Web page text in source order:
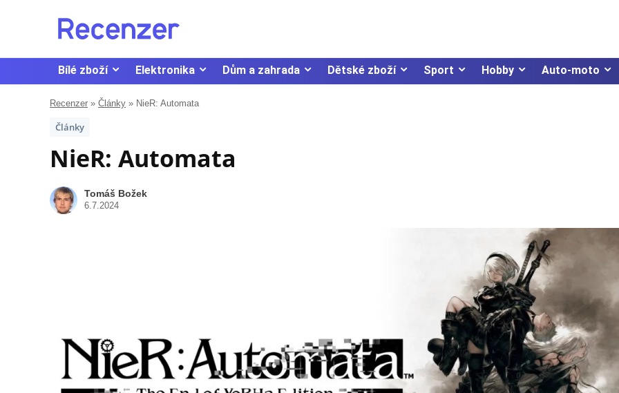
Bílé zboží Elektronika Dům a zahrada Dětské zboží Sport Hobby Auto-moto
Recenzer » Články » NieR: Automata
Články
NieR: Automata
Tomáš Božek
6.7.2024